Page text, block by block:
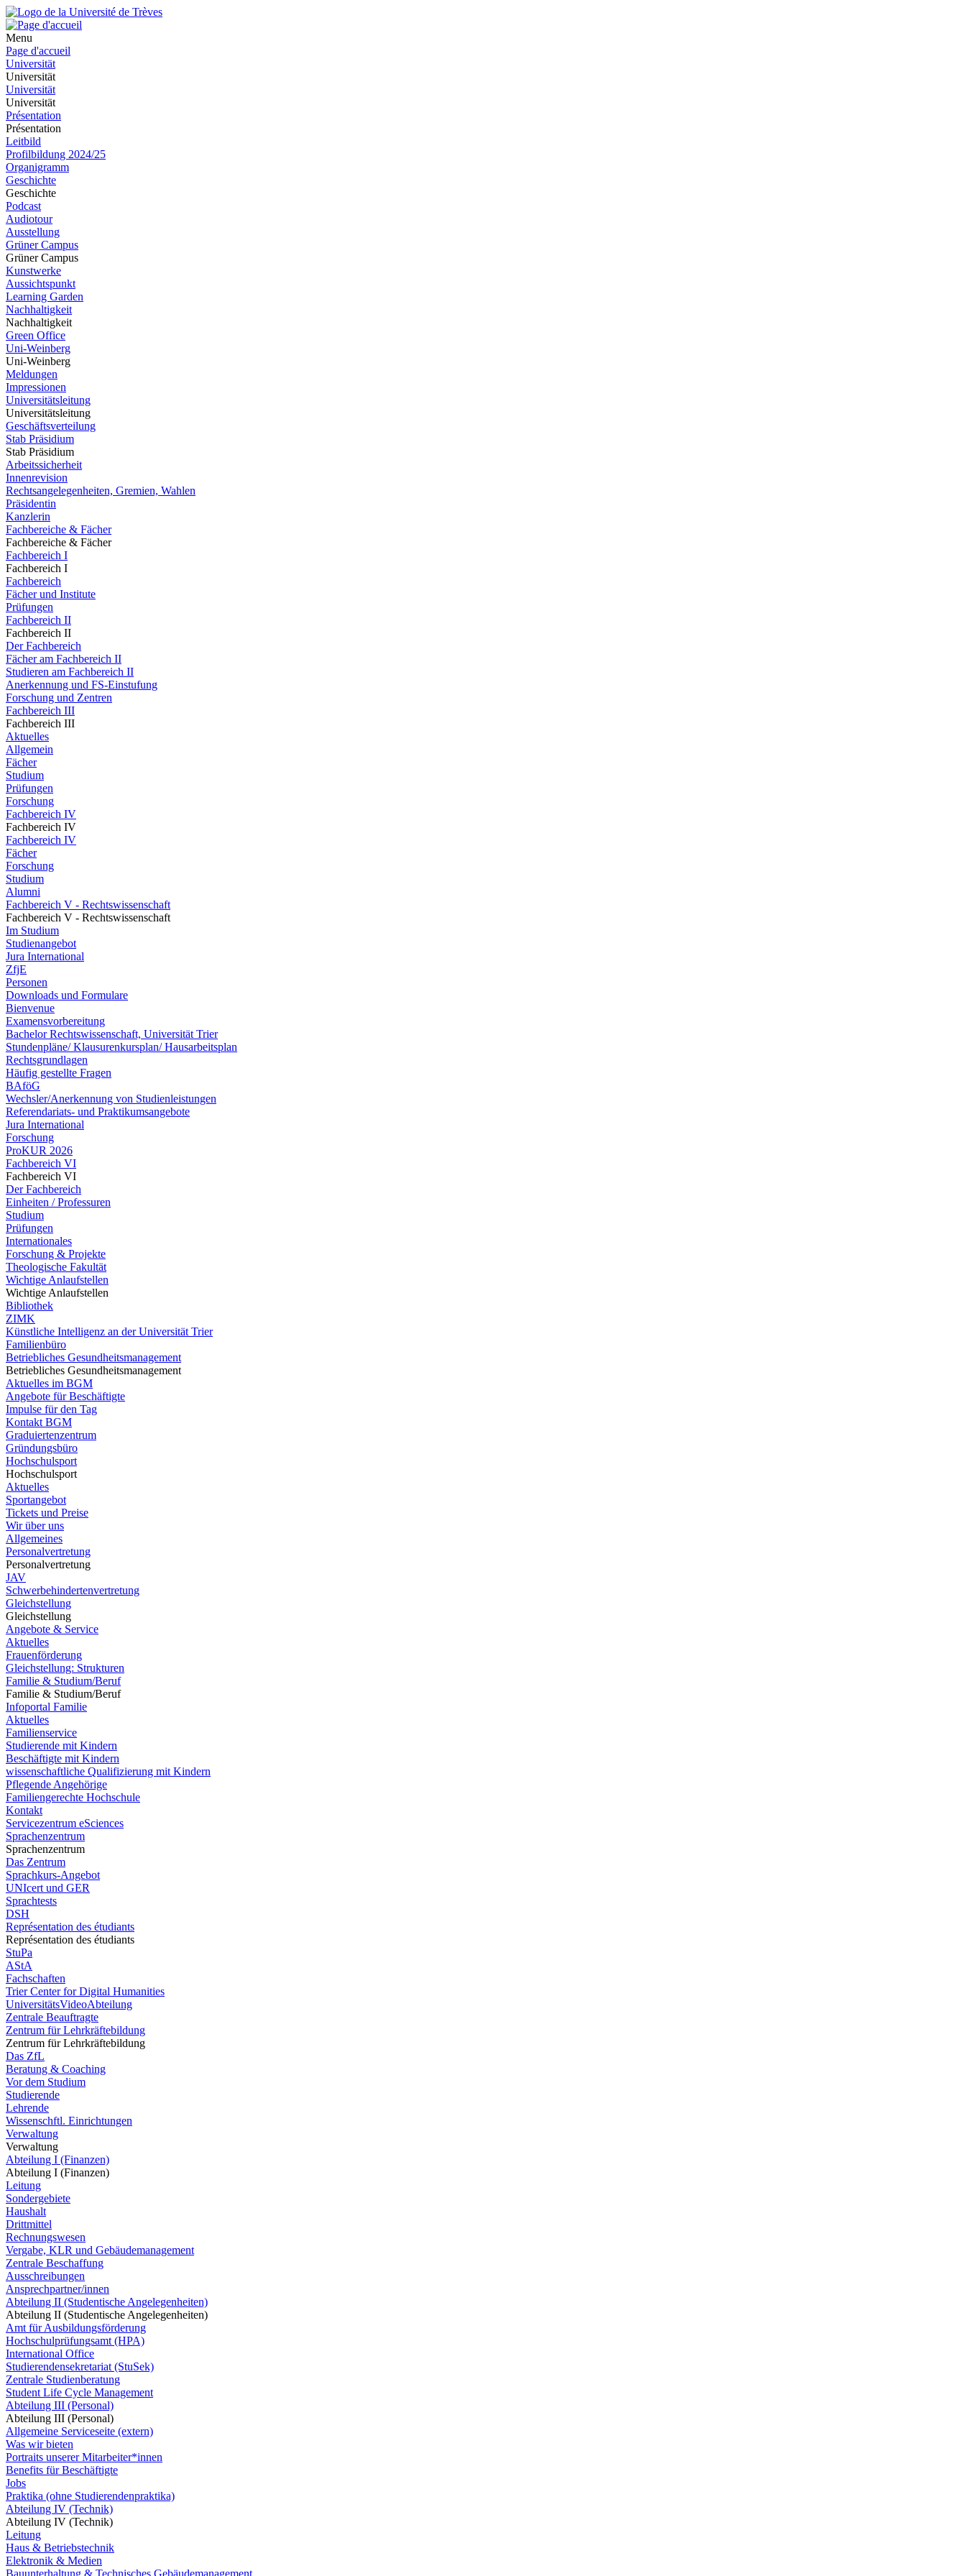
Menu
Page d'accueil
Universität
Universität
Universität
Universität
Présentation
Présentation
Leitbild
Profilbildung 2024/25
Organigramm
Geschichte
Geschichte
Podcast
Audiotour
Ausstellung
Grüner Campus
Grüner Campus
Kunstwerke
Aussichtspunkt
Learning Garden
Nachhaltigkeit
Nachhaltigkeit
Green Office
Uni-Weinberg
Uni-Weinberg
Meldungen
Impressionen
Universitätsleitung
Universitätsleitung
Geschäftsverteilung
Stab Präsidium
Stab Präsidium
Arbeitssicherheit
Innenrevision
Rechtsangelegenheiten, Gremien, Wahlen
Präsidentin
Kanzlerin
Fachbereiche & Fächer
Fachbereiche & Fächer
Fachbereich I
Fachbereich I
Fachbereich
Fächer und Institute
Prüfungen
Fachbereich II
Fachbereich II
Der Fachbereich
Fächer am Fachbereich II
Studieren am Fachbereich II
Anerkennung und FS-Einstufung
Forschung und Zentren
Fachbereich III
Fachbereich III
Aktuelles
Allgemein
Fächer
Studium
Prüfungen
Forschung
Fachbereich IV
Fachbereich IV
Fachbereich IV
Fächer
Forschung
Studium
Alumni
Fachbereich V - Rechtswissenschaft
Fachbereich V - Rechtswissenschaft
Im Studium
Studienangebot
Jura International
ZfjE
Personen
Downloads und Formulare
Bienvenue
Examensvorbereitung
Bachelor Rechtswissenschaft, Universität Trier
Stundenpläne/ Klausurenkursplan/ Hausarbeitsplan
Rechtsgrundlagen
Häufig gestellte Fragen
BAföG
Wechsler/Anerkennung von Studienleistungen
Referendariats- und Praktikumsangebote
Jura International
Forschung
ProKUR 2026
Fachbereich VI
Fachbereich VI
Der Fachbereich
Einheiten / Professuren
Studium
Prüfungen
Internationales
Forschung & Projekte
Theologische Fakultät
Wichtige Anlaufstellen
Wichtige Anlaufstellen
Bibliothek
ZIMK
Künstliche Intelligenz an der Universität Trier
Familienbüro
Betriebliches Gesundheitsmanagement
Betriebliches Gesundheitsmanagement
Aktuelles im BGM
Angebote für Beschäftigte
Impulse für den Tag
Kontakt BGM
Graduiertenzentrum
Gründungsbüro
Hochschulsport
Hochschulsport
Aktuelles
Sportangebot
Tickets und Preise
Wir über uns
Allgemeines
Personalvertretung
Personalvertretung
JAV
Schwerbehindertenvertretung
Gleichstellung
Gleichstellung
Angebote & Service
Aktuelles
Frauenförderung
Gleichstellung: Strukturen
Familie & Studium/Beruf
Familie & Studium/Beruf
Infoportal Familie
Aktuelles
Familienservice
Studierende mit Kindern
Beschäftigte mit Kindern
wissenschaftliche Qualifizierung mit Kindern
Pflegende Angehörige
Familiengerechte Hochschule
Kontakt
Servicezentrum eSciences
Sprachenzentrum
Sprachenzentrum
Das Zentrum
Sprachkurs-Angebot
UNIcert und GER
Sprachtests
DSH
Représentation des étudiants
Représentation des étudiants
StuPa
AStA
Fachschaften
Trier Center for Digital Humanities
UniversitätsVideoAbteilung
Zentrale Beauftragte
Zentrum für Lehrkräftebildung
Zentrum für Lehrkräftebildung
Das ZfL
Beratung & Coaching
Vor dem Studium
Studierende
Lehrende
Wissenschftl. Einrichtungen
Verwaltung
Verwaltung
Abteilung I (Finanzen)
Abteilung I (Finanzen)
Leitung
Sondergebiete
Haushalt
Drittmittel
Rechnungswesen
Vergabe, KLR und Gebäudemanagement
Zentrale Beschaffung
Ausschreibungen
Ansprechpartner/innen
Abteilung II (Studentische Angelegenheiten)
Abteilung II (Studentische Angelegenheiten)
Amt für Ausbildungsförderung
Hochschulprüfungsamt (HPA)
International Office
Studierendensekretariat (StuSek)
Zentrale Studienberatung
Student Life Cycle Management
Abteilung III (Personal)
Abteilung III (Personal)
Allgemeine Serviceseite (extern)
Was wir bieten
Portraits unserer Mitarbeiter*innen
Benefits für Beschäftigte
Jobs
Praktika (ohne Studierendenpraktika)
Abteilung IV (Technik)
Abteilung IV (Technik)
Leitung
Haus & Betriebstechnik
Elektronik & Medien
Bauunterhaltung & Technisches Gebäudemanagement